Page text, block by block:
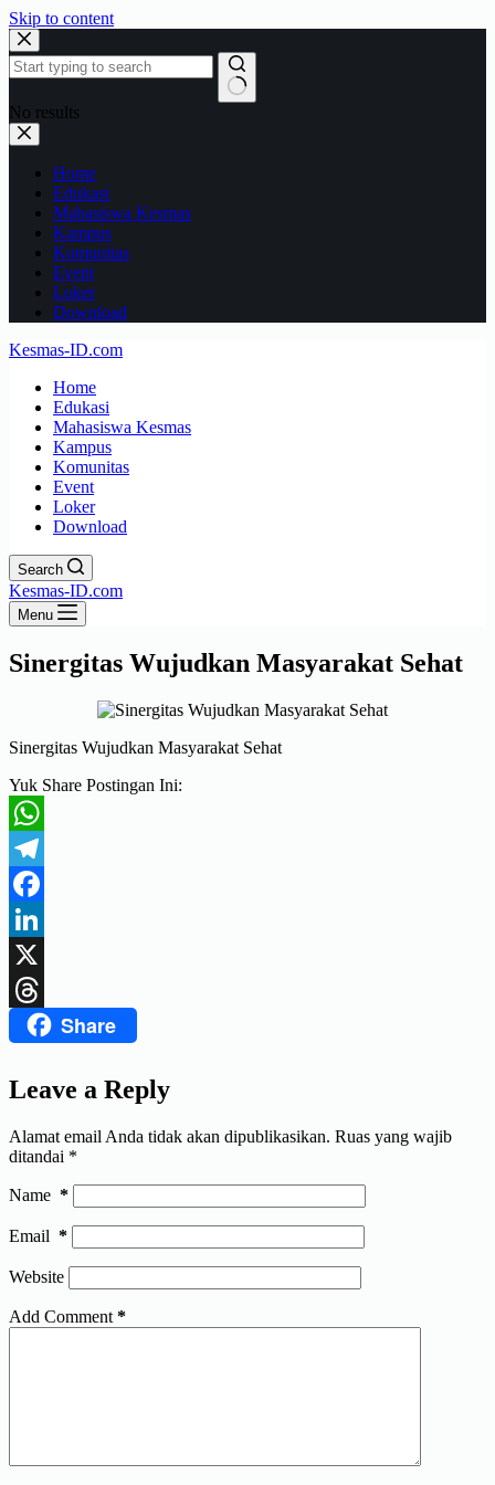
Skip to content
No results
Home
Edukasi
Mahasiswa Kesmas
Kampus
Komunitas
Event
Loker
Download
Kesmas-ID.com
Home
Edukasi
Mahasiswa Kesmas
Kampus
Komunitas
Event
Loker
Download
Search
Kesmas-ID.com
Menu
Sinergitas Wujudkan Masyarakat Sehat
Sinergitas Wujudkan Masyarakat Sehat
Yuk Share Postingan Ini:
WhatsApp
Telegram
Facebook
LinkedIn
X
ThreadsShare
Leave a Reply
Alamat email Anda tidak akan dipublikasikan. Ruas yang wajib
ditandai *
Name *
Email *
Website
Add Comment *